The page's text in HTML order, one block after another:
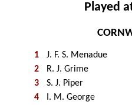
Played
1 J. F. S. Menadue
2
R. J. Grime
3
S. J. Piper
4
I. M. George